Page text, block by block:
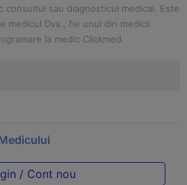
consultul sau diagnosticul medical. Este
medicul Dvs., fie unul din medicii
la medic Clickmed.
/ Cont nou